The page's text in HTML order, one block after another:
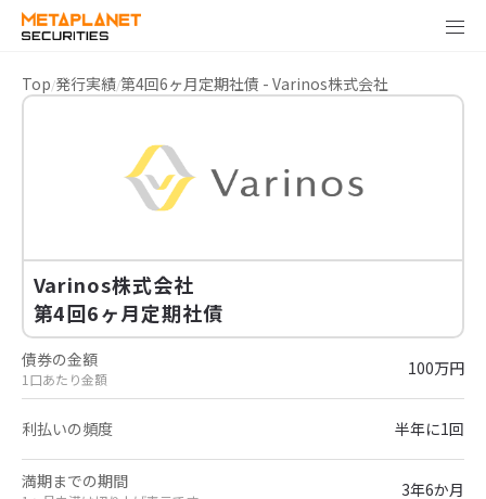
Top 発行実績 第4回6ヶ月定期社債 - Varinos株式会社
Varinos株式会社
第4回6ヶ月定期社債
債券の金額
1口あたり金額 100万円
利払いの頻度 半年に1回
満期までの期間 3年6か月